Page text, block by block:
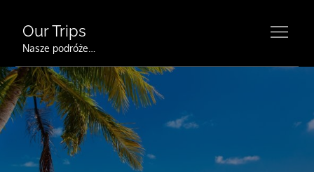
content
Our Trips
Nasze podróże…